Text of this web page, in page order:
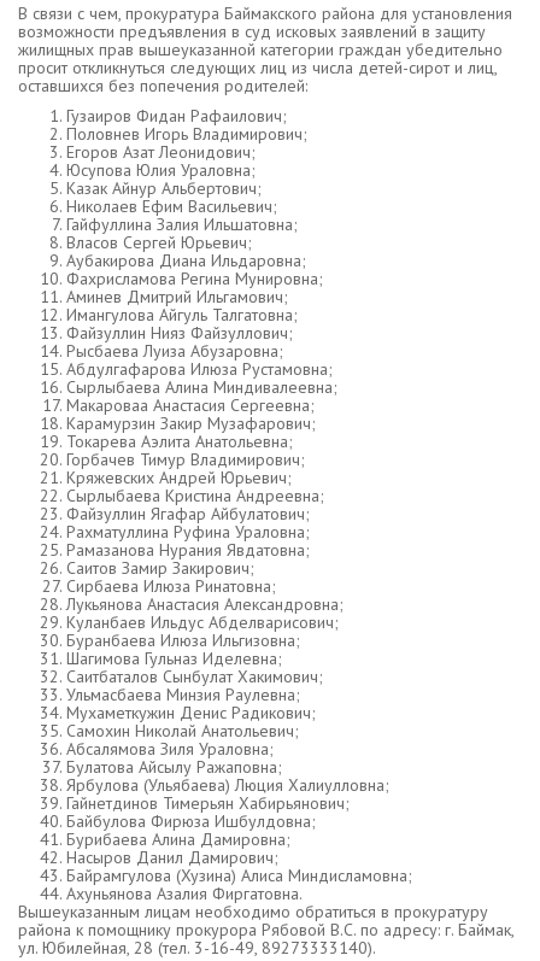
В связи с чем, прокуратура Баймакского района для установления
возможности предъявления в суд исковых заявлений в защиту
жилищных прав вышеуказанной категории граждан убедительно
просит откликнуться следующих лиц из числа детей-сирот и лиц,
оставшихся без попечения родителей:
Гузаиров Фидан Рафаилович;
Половнев Игорь Владимирович;
Егоров Азат Леонидович;
Юсупова Юлия Ураловна;
Казак Айнур Альбертович;
Николаев Ефим Васильевич;
Гайфуллина Залия Ильшатовна;
Власов Сергей Юрьевич;
Аубакирова Диана Ильдаровна;
Фахрисламова Регина Мунировна;
Аминев Дмитрий Ильгамович;
Имангулова Айгуль Талгатовна;
Файзуллин Нияз Файзуллович;
Рысбаева Луиза Абузаровна;
Абдулгафарова Илюза Рустамовна;
Сырлыбаева Алина Миндивалеевна;
Макароваа Анастасия Сергеевна;
Карамурзин Закир Музафарович;
Токарева Аэлита Анатольевна;
Горбачев Тимур Владимирович;
Кряжевских Андрей Юрьевич;
Сырлыбаева Кристина Андреевна;
Файзуллин Ягафар Айбулатович;
Рахматуллина Руфина Ураловна;
Рамазанова Нурания Явдатовна;
Саитов Замир Закирович;
Сирбаева Илюза Ринатовна;
Лукьянова Анастасия Александровна;
Куланбаев Ильдус Абделварисович;
Буранбаева Илюза Ильгизовна;
Шагимова Гульназ Иделевна;
Саитбаталов Сынбулат Хакимович;
Ульмасбаева Минзия Раулевна;
Мухаметкужин Денис Радикович;
Самохин Николай Анатольевич;
Абсалямова Зиля Ураловна;
Булатова Айсылу Ражаповна;
Ярбулова (Ульябаева) Люция Халиулловна;
Гайнетдинов Тимерьян Хабирьянович;
Байбулова Фирюза Ишбулдовна;
Бурибаева Алина Дамировна;
Насыров Данил Дамирович;
Байрамгулова (Хузина) Алиса Миндисламовна;
Ахуньянова Азалия Фиргатовна.
Вышеуказанным лицам необходимо обратиться в прокуратуру
района к помощнику прокурора Рябовой В.С. по адресу: г. Баймак,
ул. Юбилейная, 28 (тел. 3-16-49, 89273333140).